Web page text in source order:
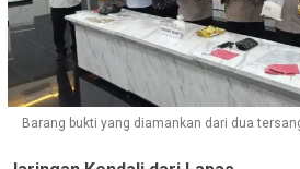
Barang bukti yang diamankan dari dua